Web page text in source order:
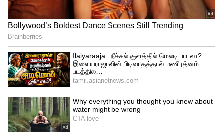
போதோ சைலன்சர்க்குள்ள தண்ணி போக
வாய்ப்பிருக்கு. புல்லட் சைலன்சரோட
அடிப்பகுதியில ஒரு சின்ன ஓட்டை (Drain
hole) இருக்கும். அதுல தூசி அடைக்காம
எப்பவும் க்ளீனா வச்சுக்கோங்க. அப்போ
தான் தண்ணி தேங்கி சைலன்சர் சீக்கிரம்
துருப்பிடிக்காம இருக்கும்.